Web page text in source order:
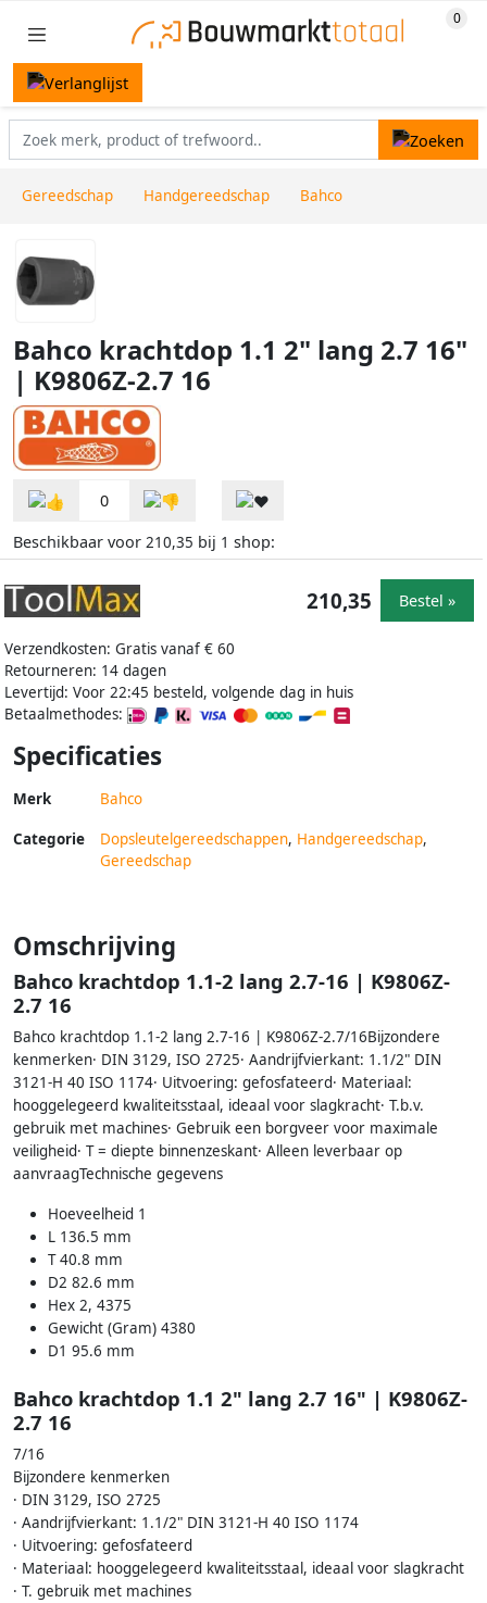
Gereedschap Handgereedschap Bahco
Bahco krachtdop 1.1 2" lang 2.7 16"
| K9806Z-2.7 16
0
Beschikbaar voor 210,35 bij 1 shop:
Verzendkosten: Gratis vanaf € 60
Retourneren: 14 dagen
Levertijd: Voor 22:45 besteld, volgende dag in huis
Betaalmethodes:
210,35 Bestel »
Specificaties
Merk Bahco
Categorie Dopsleutelgereedschappen, Handgereedschap,
Gereedschap
Omschrijving
Bahco krachtdop 1.1-2 lang 2.7-16 | K9806Z-
2.7 16
Bahco krachtdop 1.1-2 lang 2.7-16 | K9806Z-2.7/16Bijzondere
kenmerken· DIN 3129, ISO 2725· Aandrijfvierkant: 1.1/2" DIN
3121-H 40 ISO 1174· Uitvoering: gefosfateerd· Materiaal:
hooggelegeerd kwaliteitsstaal, ideaal voor slagkracht· T.b.v.
gebruik met machines· Gebruik een borgveer voor maximale
veiligheid· T = diepte binnenzeskant· Alleen leverbaar op
aanvraagTechnische gegevens
Hoeveelheid 1
L 136.5 mm
T 40.8 mm
D2 82.6 mm
Hex 2, 4375
Gewicht (Gram) 4380
D1 95.6 mm
Bahco krachtdop 1.1 2" lang 2.7 16" | K9806Z-
2.7 16
7/16
Bijzondere kenmerken
· DIN 3129, ISO 2725
· Aandrijfvierkant: 1.1/2" DIN 3121-H 40 ISO 1174
· Uitvoering: gefosfateerd
· Materiaal: hooggelegeerd kwaliteitsstaal, ideaal voor slagkracht
· T. gebruik met machines